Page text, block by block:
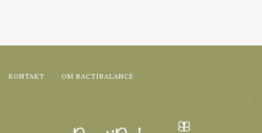
KONTAKT OM BACTIBALANCE